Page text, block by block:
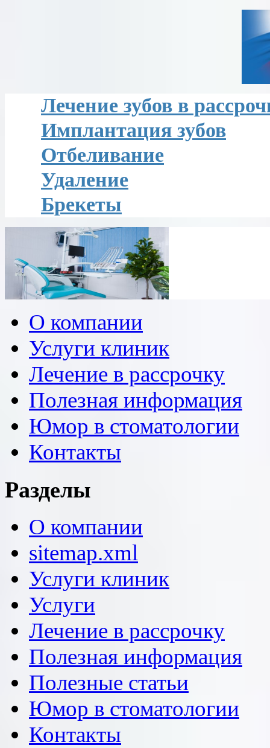
Лечение зубов в
Имплантация зубов
Отбеливание
Удаление
Брекеты
О компании
Услуги клиник
Лечение в рассрочку
Полезная информация
Юмор в стоматологии
Контакты
Разделы
О компании
sitemap.xml
Услуги клиник
Услуги
Лечение в рассрочку
Полезная информация
Полезные статьи
Юмор в стоматологии
Контакты